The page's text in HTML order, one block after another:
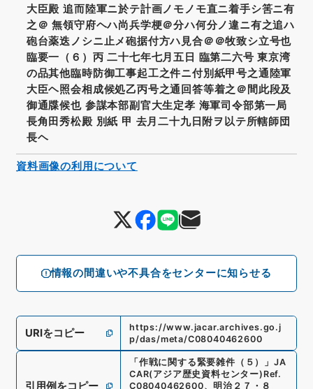
情報の間違いや不具合をセンターに知らせる
大臣殿 追而陸軍ニ於テ計画ノモノモ直ニ着手シ筈ニ有
之＠ 無領守府ヘハ尚兵学梗＠分ハ何分ノ違ニ有之追ハ
砲台薬迭ノシニ止メ砲据付方ハ見合＠＠牧致シ立号也
臨要一（６）丙 二十七年七月五日 臨第二六号 東京湾
の品其他臨時防御工事起工之件ニ付別紙甲号之通陸軍
大臣ヘ照会相成候処乙丙号之通回答等着之＠間此段及
御通牒候也 参謀本部副官大生定孝 海軍司令部第一局
長角田秀松殿 別紙 甲 去月二十九日附ヲ以テ所轄師団
長ヘ
URIをコピー
https://www.jacar.archives.go.j
p/das/meta/C08040462600
引用例をコピー
「 作戦に関する緊要雑件（５） 」 JA
CAR(アジア歴史資料センター) Ref.
C08040462600、明治２７・８
資料画像の利用について